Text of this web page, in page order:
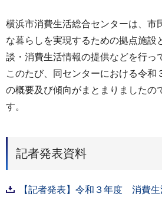
横浜市消費生活総合センターは、市
な暮らしを実現するための拠点施設
談・消費生活情報の提供などを行っ
このたび、同センターにおける令和
の概要及び傾向がまとまりましたの
す。
記者発表資料
【記者発表】令和３年度 消費生